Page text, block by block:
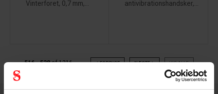
Vinterforet, 0,7 mm,...
antivibrationshandsker,...
516 - 528af1216 arrow_backFORRIGE NÆSTEarrow_forward VIS ALLE